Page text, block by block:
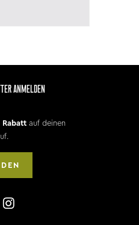
ANMELDEN
Rabatt auf deinen